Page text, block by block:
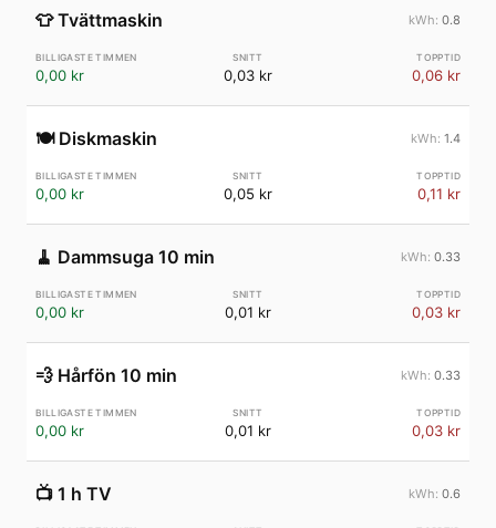
👕 Tvättmaskin 0.8
0,00 kr 0,03 kr 0,06 kr
🍽️ Diskmaskin 1.4
0,00 kr 0,05 kr 0,11 kr
🧹 Dammsuga 10 min 0.33
0,00 kr 0,01 kr 0,03 kr
💨 Hårfön 10 min 0.33
0,00 kr 0,01 kr 0,03 kr
📺 1 h TV 0.6